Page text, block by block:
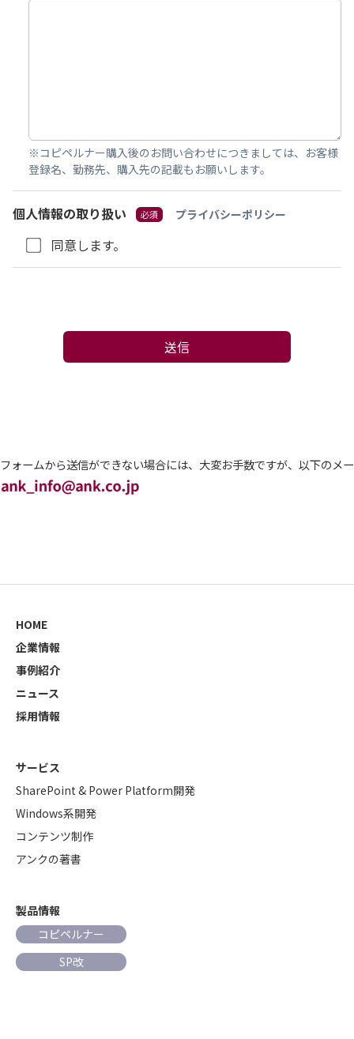
※コピペルナー購入後のお問い合わせにつきましては、お客様
登録名、勤務先、購入先の記載もお願いします。
個人情報の取り扱い プライバシーポリシー
同意します。
送信
フォームから送信ができない場合には、大変お手数ですが、以下のメ
HOME
企業情報
事例紹介
ニュース
採用情報
サービス
SharePoint & Power Platform開発
Windows系開発
コンテンツ制作
アンクの著書
製品情報
コピペルナー
SP改